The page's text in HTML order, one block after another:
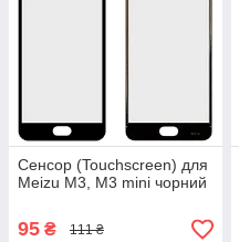
Сенсор (Touchscreen) для
Meizu M3, M3 mini чорний
95 ₴ 111 ₴